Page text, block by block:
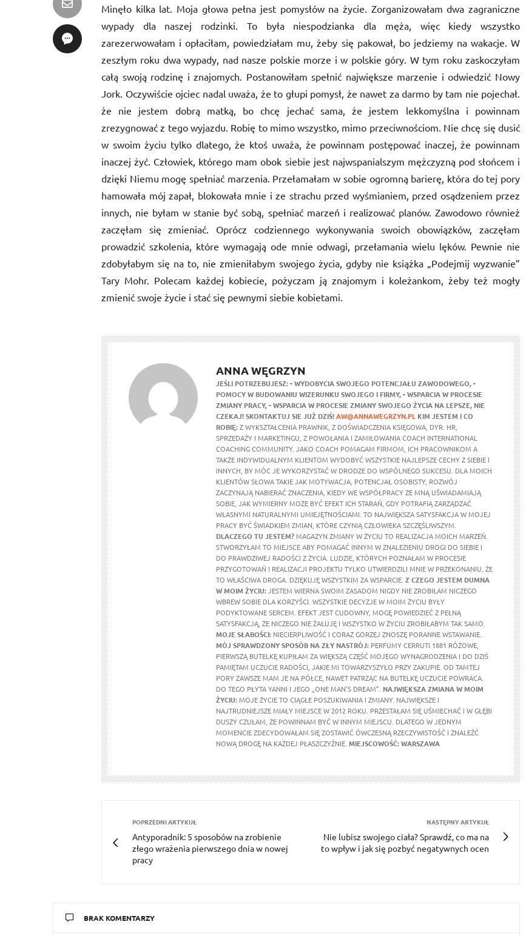
Minęło kilka lat. Moja głowa pełna jest pomysłów na życie. Zorganizowałam dwa zagraniczne
wypady dla naszej rodzinki. To była niespodzianka dla męża, więc kiedy wszystko
zarezerwowałam i opłaciłam, powiedziałam mu, żeby się pakował, bo jedziemy na wakacje. W
zeszłym roku dwa wypady, nad nasze polskie morze i w polskie góry. W tym roku zaskoczyłam
całą swoją rodzinę i znajomych. Postanowiłam spełnić największe marzenie i odwiedzić Nowy
Jork. Oczywiście ojciec nadal uważa, że to głupi pomysł, że nawet za darmo by tam nie pojechał.
że nie jestem dobrą matką, bo chcę jechać sama, że jestem lekkomyślna i powinnam
zrezygnować z tego wyjazdu. Robię to mimo wszystko, mimo przeciwnościom. Nie chcę się dusić
w swoim życiu tylko dlatego, że ktoś uważa, że powinnam postępować inaczej, że powinnam
inaczej żyć. Człowiek, którego mam obok siebie jest najwspanialszym mężczyzną pod słońcem i
dzięki Niemu mogę spełniać marzenia. Przełamałam w sobie ogromną barierę, która do tej pory
hamowała mój zapał, blokowała mnie i ze strachu przed wyśmianiem, przed osądzeniem przez
innych, nie byłam w stanie być sobą, spełniać marzeń i realizować planów. Zawodowo również
zaczęłam się zmieniać. Oprócz codziennego wykonywania swoich obowiązków, zaczęłam
prowadzić szkolenia, które wymagają ode mnie odwagi, przełamania wielu lęków. Pewnie nie
zdobyłabym się na to, nie zmieniłabym swojego życia, gdyby nie książka „Podejmij wyzwanie”
Tary Mohr. Polecam każdej kobiecie, pożyczam ją znajomym i koleżankom, żeby też mogły
zmienić swoje życie i stać się pewnymi siebie kobietami.
ANNA WĘGRZYN
JEŚLI POTRZEBUJESZ:- WYDOBYCIA SWOJEGO POTENCJAŁU ZAWODOWEGO,-
POMOCY W BUDOWANIU WIZERUNKU SWOJEGO I FIRMY,- WSPARCIA W PROCESIE
ZMIANY PRACY,- WSPARCIA W PROCESIE ZMIANY SWOJEGO ŻYCIA NA LEPSZE, NIE
CZEKAJ! SKONTAKTUJ SIE JUŻ DZIŚ!AW@ANNAWEGRZYN.PL KIM JESTEM I CO
ROBIĘ:Z WYKSZTAŁCENIA PRAWNIK, Z DOŚWIADCZENIA KSIĘGOWA, DYR. HR,
SPRZEDAŻY I MARKETINGU, Z POWOŁANIA I ZAMIŁOWANIA COACH INTERNATIONAL
COACHING COMMUNITY. JAKO COACH POMAGAM FIRMOM, ICH PRACOWNIKOM A
TAKŻE INDYWIDUALNYM KLIENTOM WYDOBYĆ WSZYSTKIE NAJLEPSZE CECHY Z SIEBIE I
INNYCH, BY MÓC JE WYKORZYSTAĆ W DRODZE DO WSPÓLNEGO SUKCESU. DLA MOICH
KLIENTÓW SŁOWA TAKIE JAK MOTYWACJA, POTENCJAŁ OSOBISTY, ROZWÓJ
ZACZYNAJĄ NABIERAĆ ZNACZENIA, KIEDY WE WSPÓŁPRACY ZE MNĄ UŚWIADAMIAJĄ
SOBIE, JAK WYMIERNY MOŻE BYĆ EFEKT ICH STARAŃ, GDY POTRAFIĄ ZARZĄDZAĆ
WŁASNYMI NATURALNYMI UMIEJĘTNOŚCIAMI. TO NAJWIĘKSZA SATYSFAKCJA W MOJEJ
PRACY BYĆ ŚWIADKIEM ZMIAN, KTÓRE CZYNIĄ CZŁOWIEKA SZCZĘŚLIWSZYM.
DLACZEGO TU JESTEM?MAGAZYN ZMIANY W ŻYCIU TO REALIZACJA MOICH MARZEŃ.
STWORZYŁAM TO MIEJSCE ABY POMAGAĆ INNYM W ZNALEZIENIU DROGI DO SIEBIE I
DO PRAWDZIWEJ RADOŚCI Z ŻYCIA. LUDZIE, KTÓRYCH POZNAŁAM W PROCESIE
PRZYGOTOWAŃ I REALIZACJI PROJEKTU TYLKO UTWIERDZILI MNIE W PRZEKONANIU, ŻE
TO WŁAŚCIWA DROGA. DZIĘKUJĘ WSZYSTKIM ZA WSPARCIE. Z CZEGO JESTEM DUMNA
W MOIM ŻYCIU:JESTEM WIERNA SWOIM ZASADOM NIGDY NIE ZROBIŁAM NICZEGO
WBREW SOBIE DLA KORZYŚCI. WSZYSTKIE DECYZJE W MOIM ŻYCIU BYŁY
PODYKTOWANE SERCEM. EFEKT JEST CUDOWNY, MOGĘ POWIEDZIEĆ Z PEŁNĄ
SATYSFAKCJĄ, ŻE NICZEGO NIE ŻAŁUJĘ I WSZYSTKO W ŻYCIU ZROBIŁABYM TAK SAMO.
MOJE SŁABOŚCI: NIECIERPLIWOŚĆ I CORAZ GORZEJ ZNOSZĘ PORANNE WSTAWANIE.
MÓJ SPRAWDZONY SPOSÓB NA ZŁY NASTRÓJ: PERFUMY CERRUTI 1881 RÓŻOWE,
PIERWSZĄ BUTELKĘ KUPIŁAM ZA WIĘKSZĄ CZĘŚĆ MOJEGO WYNAGRODZENIA I DO DZIŚ
PAMIĘTAM UCZUCIE RADOŚCI, JAKIE MI TOWARZYSZYŁO PRZY ZAKUPIE. OD TAMTEJ
PORY ZAWSZE MAM JE NA PÓŁCE, NAWET PATRZĄC NA BUTELKĘ UCZUCIE POWRACA.
DO TEGO PŁYTA YANNI I JEGO „ONE MAN'S DREAM”. NAJWIĘKSZA ZMIANA W MOIM
ŻYCIU:MOJE ŻYCIE TO CIĄGŁE POSZUKIWANIA I ZMIANY. NAJWIĘKSZE I
NAJTRUDNIEJSZE MIAŁY MIEJSCE W 2012 ROKU. PRZESTAŁAM SIĘ UŚMIECHAĆ I W GŁĘBI
DUSZY CZUŁAM, ŻE POWINNAM BYĆ W INNYM MIEJSCU. DLATEGO W JEDNYM
MOMENCIE ZDECYDOWAŁAM SIĘ ZOSTAWIĆ ÓWCZESNĄ RZECZYWISTOŚĆ I ZNALEŹĆ
NOWĄ DROGĘ NA KAŻDEJ PŁASZCZYŹNIE. MIEJSCOWOŚĆ: WARSZAWA
POPRZEDNI ARTYKUŁ
Antyporadnik: 5 sposobów na zrobienie
złego wrażenia pierwszego dnia w nowej
pracy
NASTĘPNY ARTYKUŁ
Nie lubisz swojego ciała? Sprawdź, co ma na
to wpływ i jak się pozbyć negatywnych ocen
BRAK KOMENTARZY